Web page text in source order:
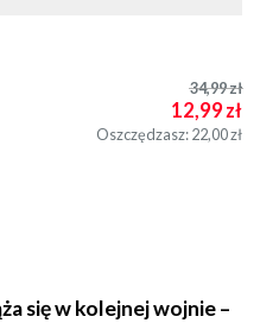
34,99zł
12,99zł
Oszczędzasz: 22,00zł
się w kolejnej wojnie –